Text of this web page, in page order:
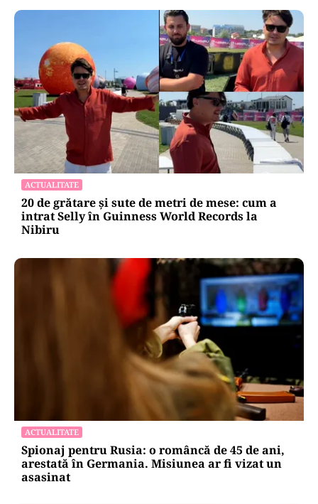
ACTUALITATE
20 de grătare și sute de metri de mese: cum a
intrat Selly în Guinness World Records la
Nibiru
ACTUALITATE
Spionaj pentru Rusia: o româncă de 45 de ani,
arestată în Germania. Misiunea ar fi vizat un
asasinat